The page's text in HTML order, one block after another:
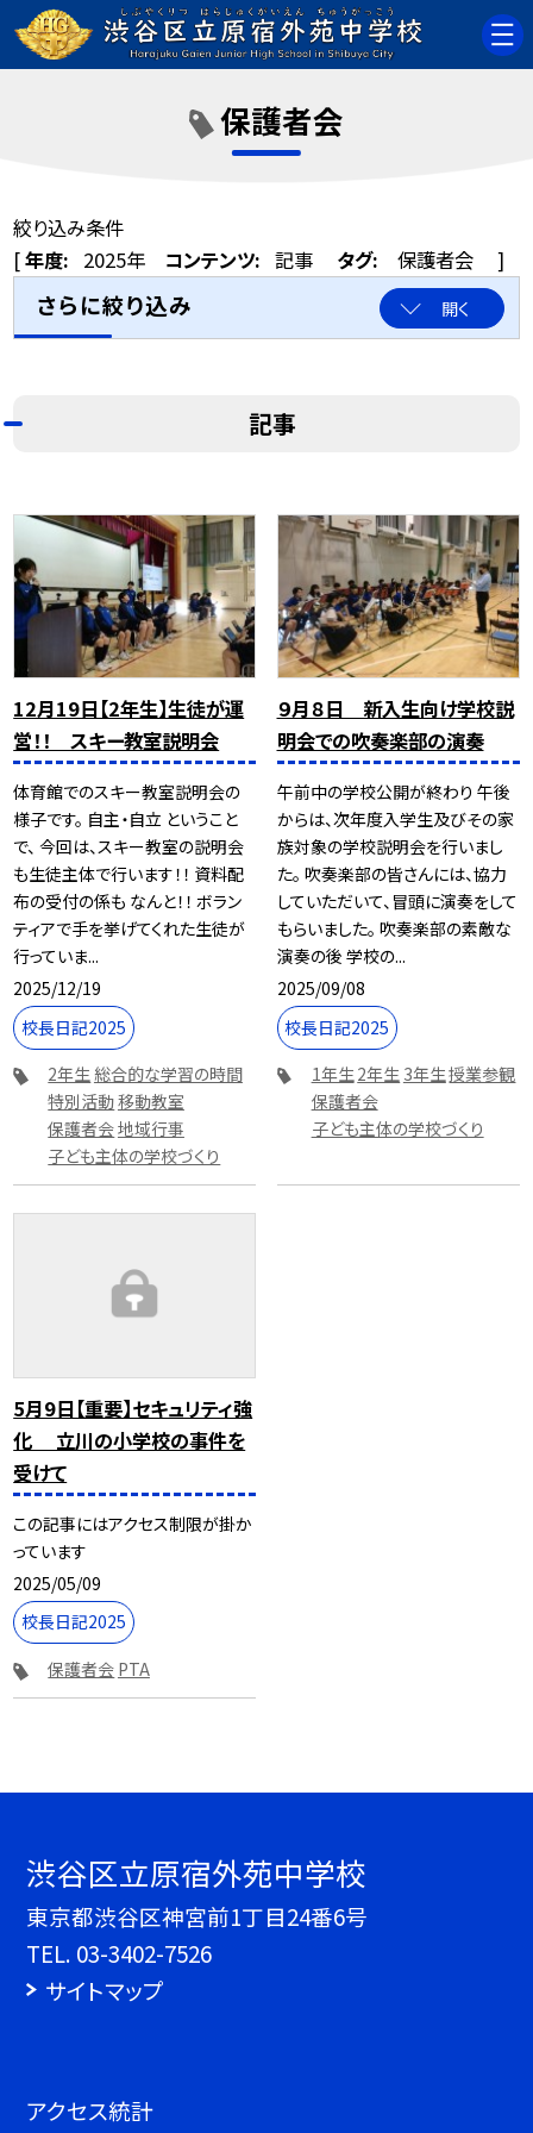
保護者会
絞り込み条件
[年度: 2025年 コンテンツ: 記事 タグ: 保護者会 ]
さらに絞り込み 開く
記事
12月19日【2年生】生徒が運
営！！ スキー教室説明会
体育館でのスキー教室説明会の
様子です。 自主・自立 ということ
で、 今回は、スキー教室の説明会
も生徒主体で行います！！ 資料配
布の受付の係も なんと！！ ボラン
ティアで手を挙げてくれた生徒が
行っていま...
2025/12/19
校長日記2025
2年生総合的な学習の時間
特別活動移動教室
保護者会地域行事
子ども主体の学校づくり
９月８日 新入生向け学校説
明会での吹奏楽部の演奏
午前中の学校公開が終わり 午後
からは、次年度入学生及びその家
族対象の学校説明会を行いまし
た。 吹奏楽部の皆さんには、協力
していただいて、冒頭に演奏をして
もらいました。 吹奏楽部の素敵な
演奏の後 学校の...
2025/09/08
校長日記2025
1年生2年生 3年生授業参観
保護者会
子ども主体の学校づくり
5月9日【重要】セキュリティ強
化 立川の小学校の事件を
受けて
この記事にはアクセス制限が掛か
っています
2025/05/09
校長日記2025
保護者会 PTA
渋谷区立原宿外苑中学校
東京都渋谷区神宮前1丁目24番6号
TEL. 03-3402-7526
サイトマップ
アクセス統計